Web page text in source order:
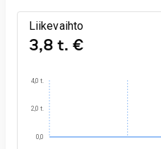
Liikevaihto
3,8 t. €
0,0
2,0 t.
4,0 t.